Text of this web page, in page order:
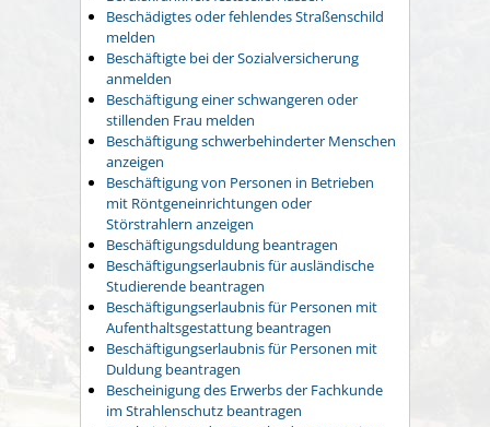
Beschädigtes oder fehlendes Straßenschild
melden
Beschäftigte bei der Sozialversicherung
anmelden
Beschäftigung einer schwangeren oder
stillenden Frau melden
Beschäftigung schwerbehinderter Menschen
anzeigen
Beschäftigung von Personen in Betrieben
mit Röntgeneinrichtungen oder
Störstrahlern anzeigen
Beschäftigungsduldung beantragen
Beschäftigungserlaubnis für ausländische
Studierende beantragen
Beschäftigungserlaubnis für Personen mit
Aufenthaltsgestattung beantragen
Beschäftigungserlaubnis für Personen mit
Duldung beantragen
Bescheinigung des Erwerbs der Fachkunde
im Strahlenschutz beantragen